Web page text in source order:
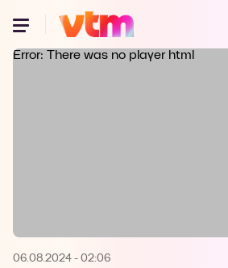
Oeps, browser niet
Error: There was no player html
06.08.2024 - 02:06